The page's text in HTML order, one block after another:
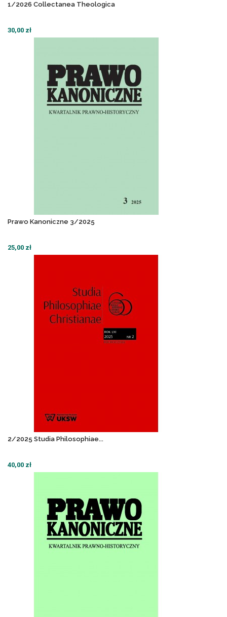
1/2026 Collectanea Theologica
30,00 zł
Prawo Kanoniczne 3/2025
25,00 zł
2/2025 Studia Philosophiae...
40,00 zł